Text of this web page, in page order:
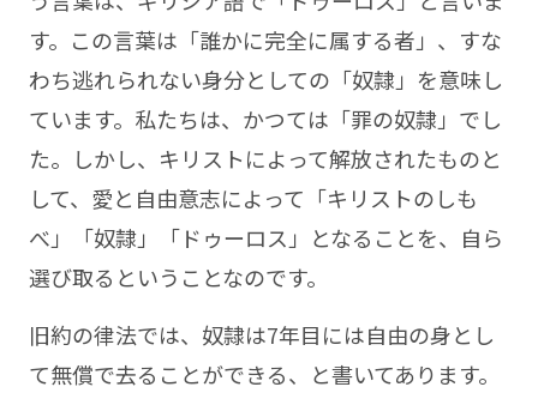
す。この言葉は「誰かに完全に属する者」、すな
わち逃れられない身分としての「奴隷」を意味し
ています。私たちは、かつては「罪の奴隷」でし
た。しかし、キリストによって解放されたものと
して、愛と自由意志によって「キリストのしも
べ」「奴隷」「ドゥーロス」となることを、自ら
選び取るということなのです。
旧約の律法では、奴隷は7年目には自由の身とし
て無償で去ることができる、と書いてあります。